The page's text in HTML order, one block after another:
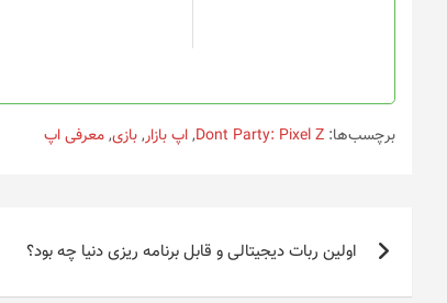
محصول
انتخاب
شوند
محصول
شوند
برچسب‌ها: Dont Party: Pixel Z
,اپ بازار,بازی,معرفی اپ
راهبری
نوشتهاولین ربات دیجیتالی و قابل برنامه ریزی دنیا چه بود؟